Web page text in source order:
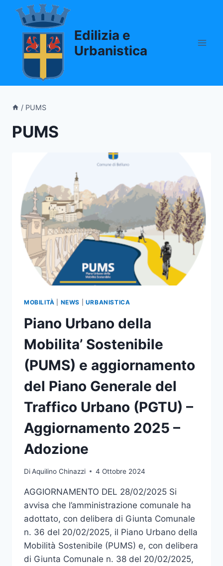
Salta
contenuto
Edilizia e
Urbanistica
/ PUMS
PUMS
MOBILITÀ NEWS URBANISTICA
Piano Urbano della
Mobilita’ Sostenibile
(PUMS) e aggiornamento
del Piano Generale del
Traffico Urbano (PGTU) –
Aggiornamento 2025 –
Adozione
DiAquilino Chinazzi 4 Ottobre 2024
AGGIORNAMENTO DEL 28/02/2025 Si
avvisa che l’amministrazione comunale ha
adottato, con delibera di Giunta Comunale
n. 36 del 20/02/2025, il Piano Urbano della
Mobilità Sostenibile (PUMS) e, con delibera
di Giunta Comunale n. 38 del 20/02/2025,